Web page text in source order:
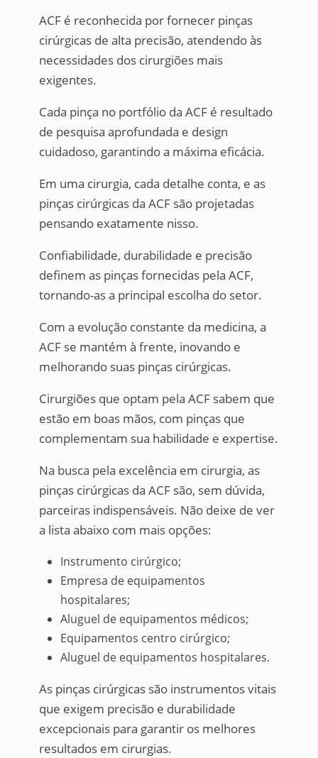
ACF é reconhecida por fornecer pinças
cirúrgicas de alta precisão, atendendo às
necessidades dos cirurgiões mais
exigentes.
Cada pinça no portfólio da ACF é resultado
de pesquisa aprofundada e design
cuidadoso, garantindo a máxima eficácia.
Em uma cirurgia, cada detalhe conta, e as
pinças cirúrgicas da ACF são projetadas
pensando exatamente nisso.
Confiabilidade, durabilidade e precisão
definem as pinças fornecidas pela ACF,
tornando-as a principal escolha do setor.
Com a evolução constante da medicina, a
ACF se mantém à frente, inovando e
melhorando suas pinças cirúrgicas.
Cirurgiões que optam pela ACF sabem que
estão em boas mãos, com pinças que
complementam sua habilidade e expertise.
Na busca pela excelência em cirurgia, as
pinças cirúrgicas da ACF são, sem dúvida,
parceiras indispensáveis. Não deixe de ver
a lista abaixo com mais opções:
Instrumento cirúrgico;
Empresa de equipamentos
hospitalares;
Aluguel de equipamentos médicos;
Equipamentos centro cirúrgico;
Aluguel de equipamentos hospitalares.
As pinças cirúrgicas são instrumentos vitais
que exigem precisão e durabilidade
excepcionais para garantir os melhores
resultados em cirurgias.